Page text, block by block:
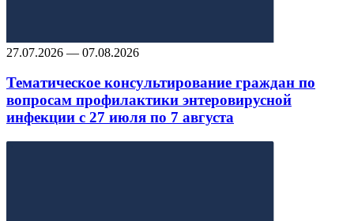
27.07.2026 — 07.08.2026
Тематическое консультирование граждан по
вопросам профилактики энтеровирусной
инфекции с 27 июля по 7 августа